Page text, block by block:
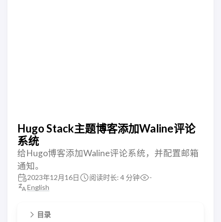
Hugo Stack主题博客添加Waline评论
系统
给Hugo博客添加Waline评论系统，并配置邮箱
通知。
2023年12月16日 阅读时长: 4 分钟
-
English
目录